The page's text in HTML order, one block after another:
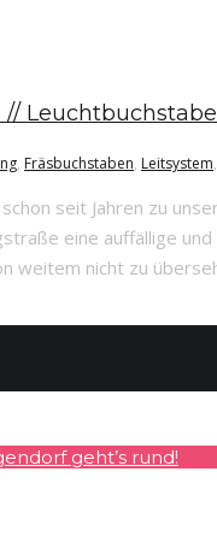
, Fräsbuchstaben, Leitsystem,
seit Jahren zu
eine auffällige
weitem nicht zu
geht’s rund!